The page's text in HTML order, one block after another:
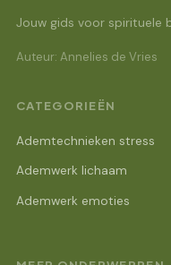
Jouw gids voor spirituele
Auteur: Annelies de Vries
CATEGORIEËN
Ademtechnieken stress
Ademwerk lichaam
Ademwerk emoties